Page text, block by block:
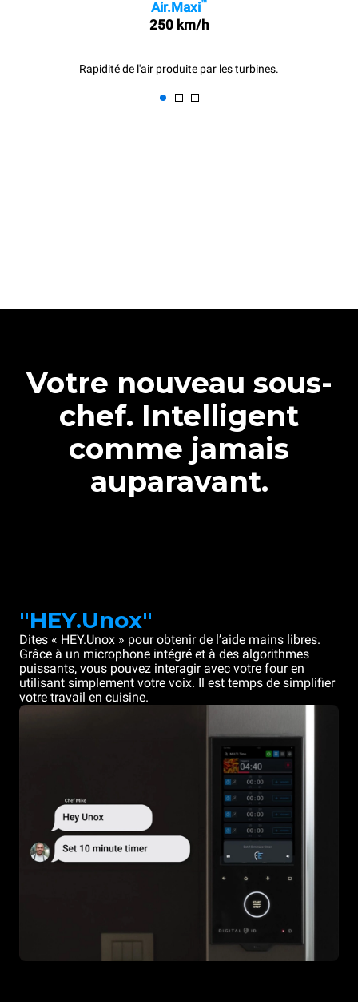
Air.Maxi™
250 km/h
Rapidité de l'air produite par les turbines.
Votre nouveau sous-
chef. Intelligent
comme jamais
auparavant.
"HEY.Unox"
Dites « HEY.Unox » pour obtenir de l’aide mains libres.
Grâce à un microphone intégré et à des algorithmes
puissants, vous pouvez interagir avec votre four en
utilisant simplement votre voix. Il est temps de simplifier
votre travail en cuisine.